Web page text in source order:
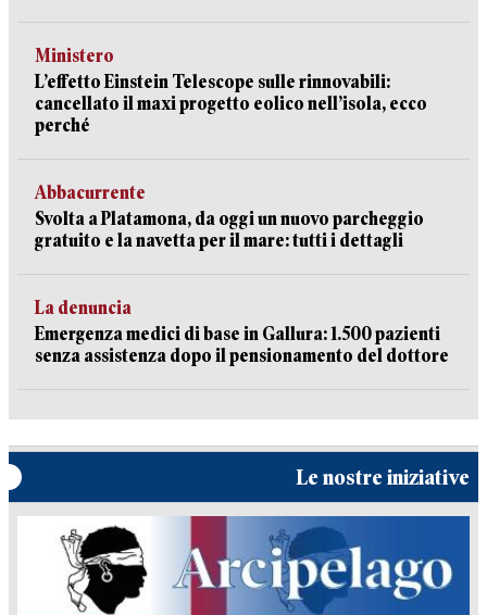
Ministero
L’effetto Einstein Telescope sulle rinnovabili:
cancellato il maxi progetto eolico nell’isola, ecco
perché
Abbacurrente
Svolta a Platamona, da oggi un nuovo parcheggio
gratuito e la navetta per il mare: tutti i dettagli
La denuncia
Emergenza medici di base in Gallura: 1.500 pazienti
senza assistenza dopo il pensionamento del dottore
Le nostre iniziative